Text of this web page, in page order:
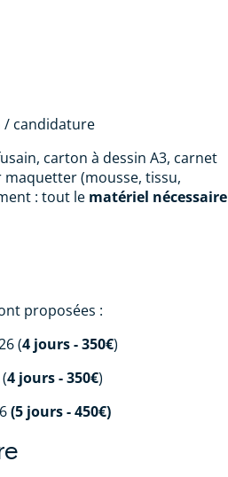
candidature
carton à dessin A3, carnet
(mousse, tissu,
: tout le matériel nécessaire
proposées :
(4 jours - 350€)
4 jours - 350€)
(5 jours - 450€)